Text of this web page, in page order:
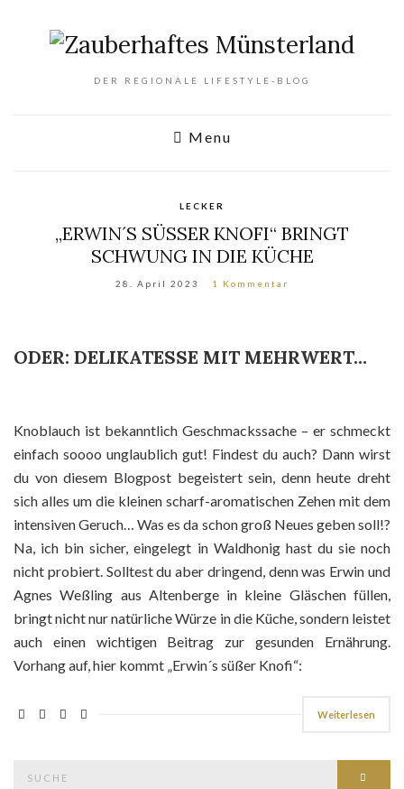
DER REGIONALE LIFESTYLE-BLOG
Menu
LECKER
„ERWIN´S SÜSSER KNOFI“ BRINGT
SCHWUNG IN DIE KÜCHE
28. April 2023 1 Kommentar
ODER: DELIKATESSE MIT MEHRWERT…
Knoblauch ist bekanntlich Geschmackssache – er schmeckt
einfach soooo unglaublich gut! Findest du auch? Dann wirst
du von diesem Blogpost begeistert sein, denn heute dreht
sich alles um die kleinen scharf-aromatischen Zehen mit dem
intensiven Geruch… Was es da schon groß Neues geben soll!?
Na, ich bin sicher, eingelegt in Waldhonig hast du sie noch
nicht probiert. Solltest du aber dringend, denn was Erwin und
Agnes Weßling aus Altenberge in kleine Gläschen füllen,
bringt nicht nur natürliche Würze in die Küche, sondern leistet
auch einen wichtigen Beitrag zur gesunden Ernährung.
Vorhang auf, hier kommt „Erwin´s süßer Knofi“:
Weiterlesen